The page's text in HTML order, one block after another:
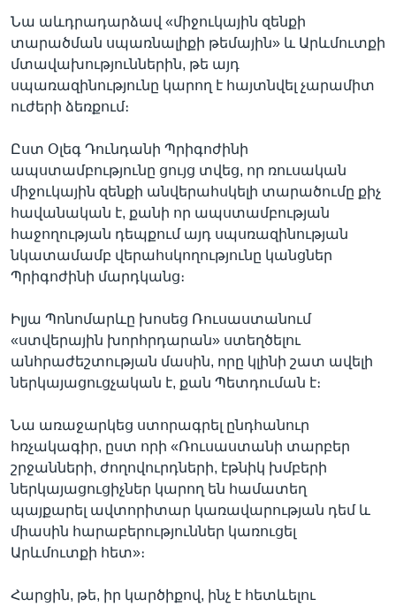
Նա աևդրադարձավ «միջուկային զենքի
տարածման սպառնալիքի թեմային» և Արևմուտքի
մտավախություններին, թե այդ
սպառազինությունը կարող է հայտնվել չարամիտ
ուժերի ձեռքում։
Ըստ Օլեգ Դունդանի Պրիգոժինի
ապստամբությունը ցույց տվեց, որ ռուսական
միջուկային զենքի անվերահսկելի տարածումը քիչ
հավանական է, քանի որ ապստամբության
հաջողության դեպքում այդ սպսռազինության
նկատամամբ վերահսկողությունը կանցներ
Պրիգոժինի մարդկանց։
Իլյա Պոնոմարևը խոսեց Ռուսաստանում
«ստվերային խորհրդարան» ստեղծելու
անհրաժեշտության մասին, որը կլինի շատ ավելի
ներկայացուցչական է, քան Պետդուման է։
Նա առաջարկեց ստորագրել ընդհանուր
հռչակագիր, ըստ որի «Ռուսաստանի տարբեր
շրջանների, ժողովուրդների, էթնիկ խմբերի
ներկայացուցիչներ կարող են համատեղ
պայքարել ավտորիտար կառավարության դեմ և
միասին հարաբերություններ կառուցել
Արևմուտքի հետ»։
Հարցին, թե, իր կարծիքով, ինչ է հետևելու